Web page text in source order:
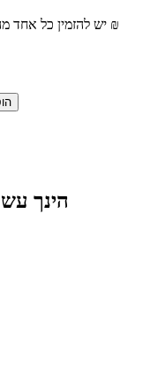
יש להזמין כל אחד 99,999,999 ₪
הינך